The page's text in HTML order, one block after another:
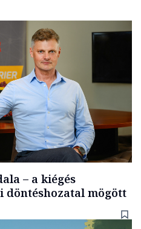
– a kiégés
döntéshozatal mögött